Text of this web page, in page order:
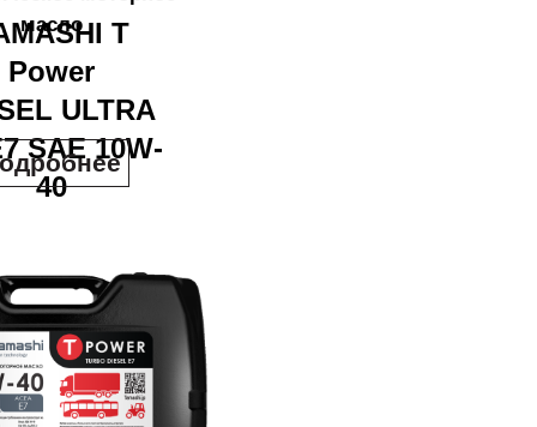
T
Power
ULTRA
SAE 10W-
40
масло